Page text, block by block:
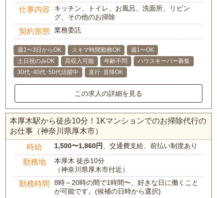
仕事内容
キッチン、トイレ、お風呂、洗面所、リビン
グ、その他のお掃除
契約形態 業務委託
週2〜3日からOK スキマ時間勤務OK
週1〜OK
土日祝のみOK
高収入可能 年齢不問
ハウスキーパー募集
30代･40代･50代活躍中
直行･直帰OK
この求人の詳細を見る
本厚木駅から徒歩10分！1Kマンションでのお掃除代行の
お仕事（神奈川県厚木市）
時給 1,500〜1,860円 、交通費支給、前払い制度あり
勤務地
本厚木 徒歩10分
（神奈川県厚木市付近）
勤務時間
8時～20時の間で1時間〜、好きな日に働くこと
が可能です。(候補の日時から選択)